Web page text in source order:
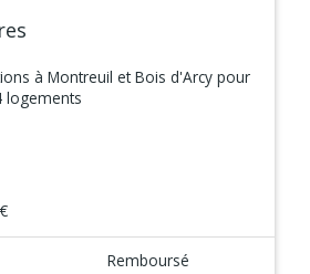
à Montreuil et Bois d'Arcy pour
logements
Remboursé